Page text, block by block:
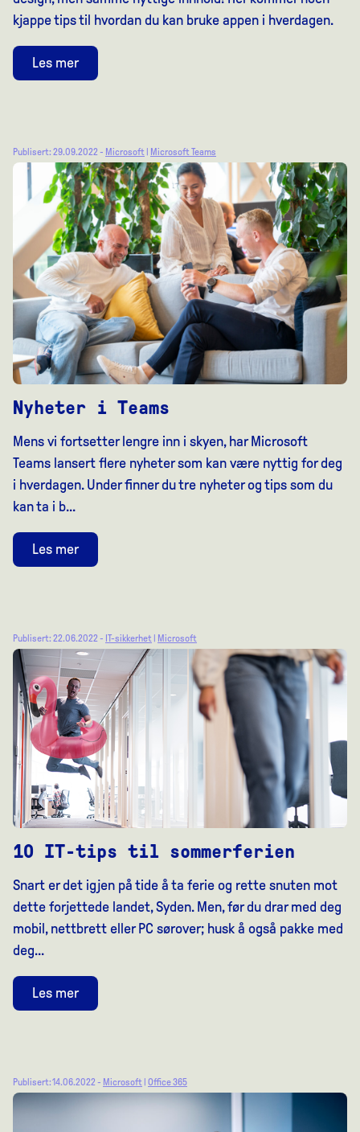
kjappe tips til hvordan du kan bruke appen i hverdagen.
Les mer
Publisert: 29.09.2022 - Microsoft | Microsoft Teams
Nyheter i Teams
Mens vi fortsetter lengre inn i skyen, har Microsoft
Teams lansert flere nyheter som kan være nyttig for deg
i hverdagen. Under finner du tre nyheter og tips som du
kan ta i b...
Les mer
Publisert: 22.06.2022 - IT-sikkerhet Microsoft
10 IT-tips til sommerferien
Snart er det igjen på tide å ta ferie og rette snuten mot
dette forjettede landet, Syden. Men, før du drar med deg
mobil, nettbrett eller PC sørover; husk å også pakke med
deg...
Les mer
Publisert: 14.06.2022 - Microsoft | Office 365